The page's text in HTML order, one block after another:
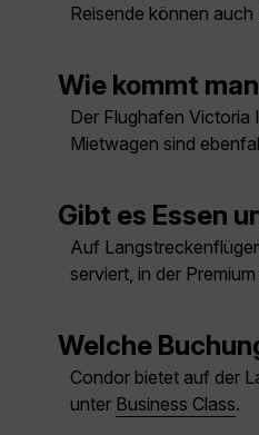
Reisende können
Wie kommt
Der Flughafen Victoria
Mietwagen sind
Gibt es Essen
Auf
serviert, in der
Welche
Condor bietet auf der
unter Business Class.